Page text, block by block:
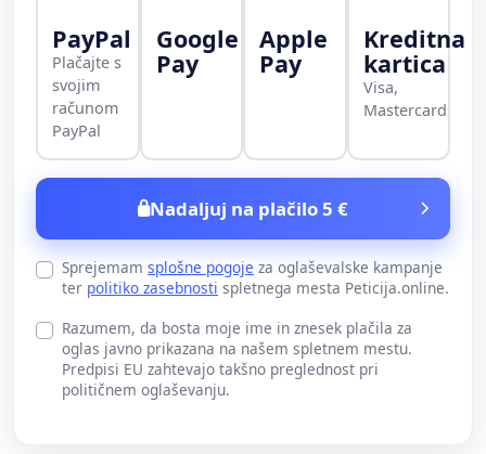
PayPal
Plačajte s
svojim
računom
PayPal
Google
Pay
Apple
Pay
Kreditna
kartica
Visa,
Mastercard
Nadaljuj na plačilo 5 €
Sprejemam splošne pogoje za oglaševalske kampanje
ter politiko zasebnosti spletnega mesta Peticija.online.
Razumem, da bosta moje ime in znesek plačila za
oglas javno prikazana na našem spletnem mestu.
Predpisi EU zahtevajo takšno preglednost pri
političnem oglaševanju.